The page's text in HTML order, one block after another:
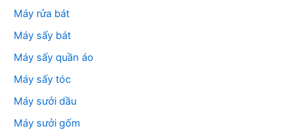
Máy rửa bát
Máy sấy bát
Máy sấy quần áo
Máy sấy tóc
Máy sưởi dầu
Máy sưởi gốm